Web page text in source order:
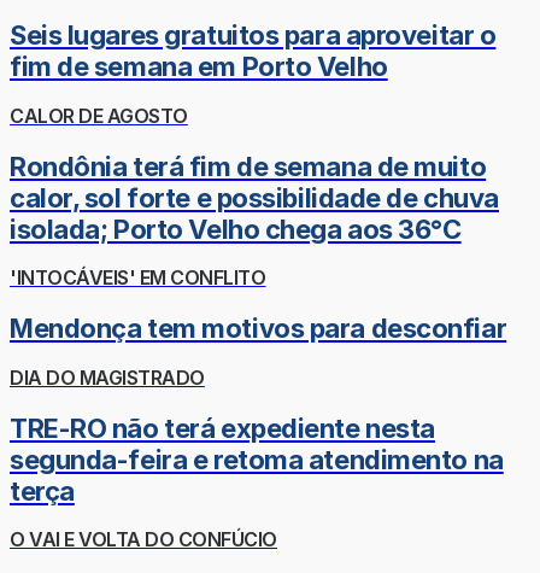
Seis lugares gratuitos para aproveitar o
fim de semana em Porto Velho
CALOR DE AGOSTO
Rondônia terá fim de semana de muito
calor, sol forte e possibilidade de chuva
isolada; Porto Velho chega aos 36°C
'INTOCÁVEIS' EM CONFLITO
Mendonça tem motivos para desconfiar
DIA DO MAGISTRADO
TRE-RO não terá expediente nesta
segunda-feira e retoma atendimento na
terça
O VAI E VOLTA DO CONFÚCIO